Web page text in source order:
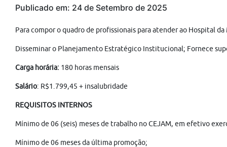
Publicado em: 24 de Setembro de 2025
Para compor o quadro de profissionais para atender ao Hospital
Disseminar o Planejamento Estratégico Institucional; Fornece
Carga horária: 180 horas mensais
Salário: R$1.799,45 + insalubridade
REQUISITOS INTERNOS
Mínimo de 06 (seis) meses de trabalho no CEJAM, em efetivo
Mínimo de 06 meses da última promoção;